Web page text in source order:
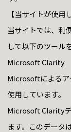
【当サイトが使用
当サイトでは、利
して以下のツール
Microsoft Clarity
Microsoftによる
使用しています。
Microsoft Clarity
ます。このデータ